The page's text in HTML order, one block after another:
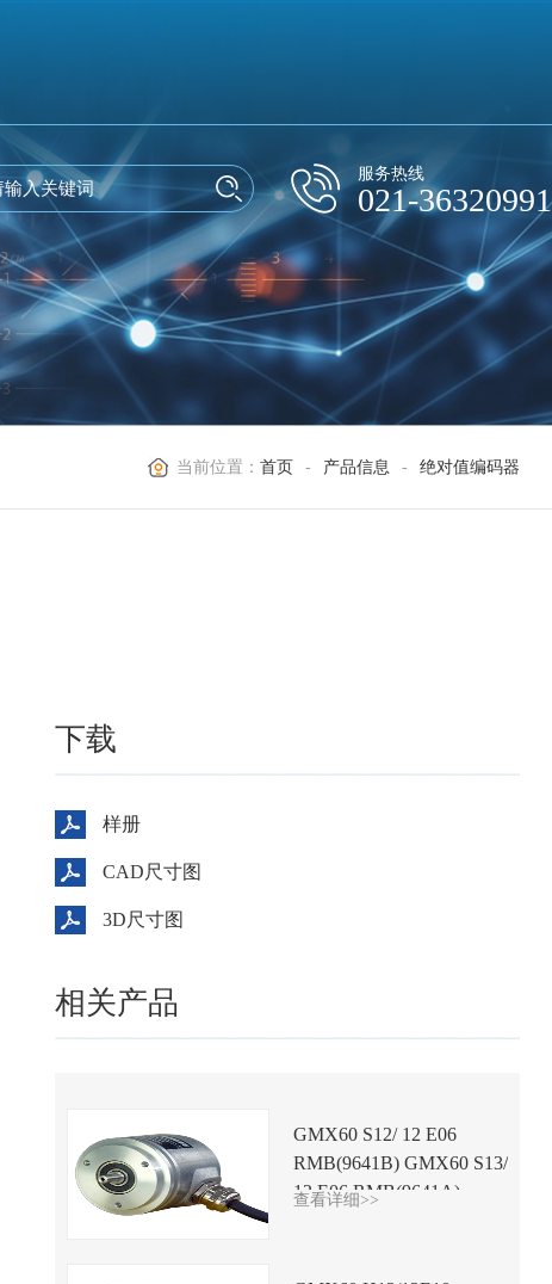
服务热线
021-36320991
当前位置：首页 - 产品信息 - 绝对值编码器
下载
样册
CAD尺寸图
3D尺寸图
相关产品
GMX60 S12/ 12 E06
RMB(9641B) GMX60 S13/
12 E06 RMB(9641A)
查看详细>>